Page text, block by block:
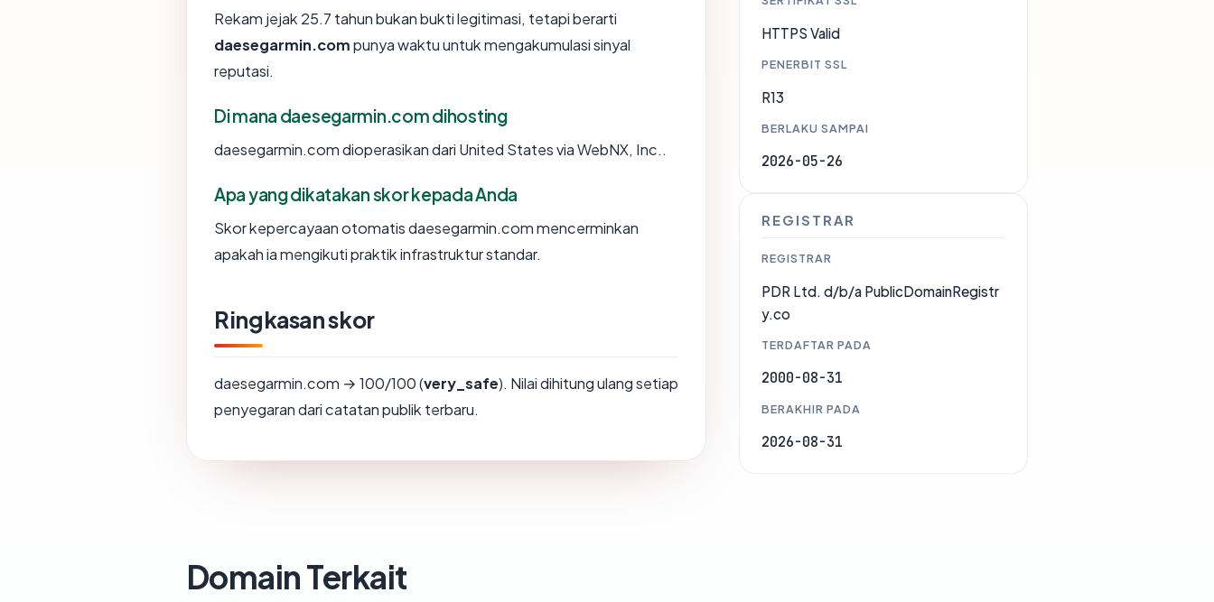
Rekam jejak 25.7 tahun bukan bukti legitimasi, tetapi berarti
daesegarmin.compunya waktu untuk mengakumulasi sinyal
reputasi.
Di mana daesegarmin.com dihosting
daesegarmin.com dioperasikan dari United States via WebNX, Inc..
Apa yang dikatakan skor kepada Anda
Skor kepercayaan otomatis daesegarmin.com mencerminkan
apakah ia mengikuti praktik infrastruktur standar.
Ringkasan skor
daesegarmin.com → 100/100 (very_safe). Nilai dihitung ulang setiap
penyegaran dari catatan publik terbaru.
HTTPS Valid
PENERBIT SSL
R13
BERLAKU SAMPAI
2026-05-26
REGISTRAR
REGISTRAR
PDR Ltd. d/b/a PublicDomainRegistr
y.co
TERDAFTAR PADA
2000-08-31
BERAKHIR PADA
2026-08-31
Domain Terkait